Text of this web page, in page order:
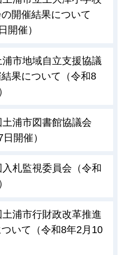
開催結果について
開催）
市地域自立支援協議
果について（令和8
浦市図書館協議会
開催）
札監視委員会（令和
浦市行財政改革推進
いて（令和8年2月10